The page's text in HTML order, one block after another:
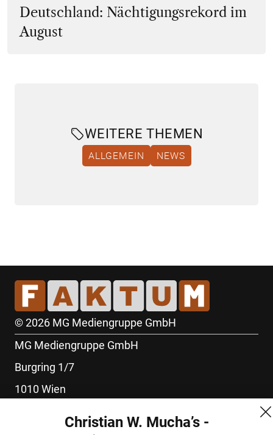
Deutschland: Nächtigungsrekord im
August
WEITERE THEMEN
ALLGEMEIN NEWS
© 2026 MG Mediengruppe GmbH
MG Mediengruppe GmbH
Burgring 1/7
1010 Wien
Christian W. Mucha’s -